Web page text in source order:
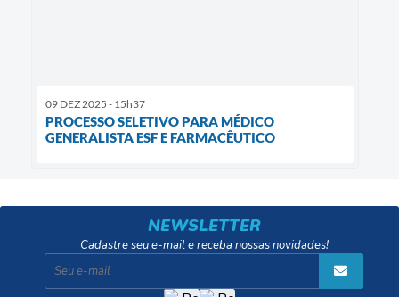
09 DEZ 2025 - 15h37
PROCESSO SELETIVO PARA MÉDICO
GENERALISTA ESF E FARMACÊUTICO
NEWSLETTER
Cadastre seu e-mail e receba nossas novidades!